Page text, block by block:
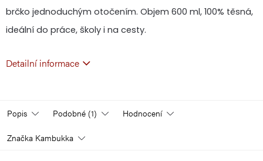
brčko jednoduchým otočením. Objem 600 ml, 100% těsná,
ideální do práce, školy i na cesty.
Detailní informace
Popis Podobné (1) Hodnocení
Značka Kambukka